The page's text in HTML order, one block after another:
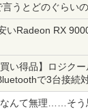
うとどのぐらい
いRadeon RX
買い得品】ロジク
で3台接続
なんて無理……そう